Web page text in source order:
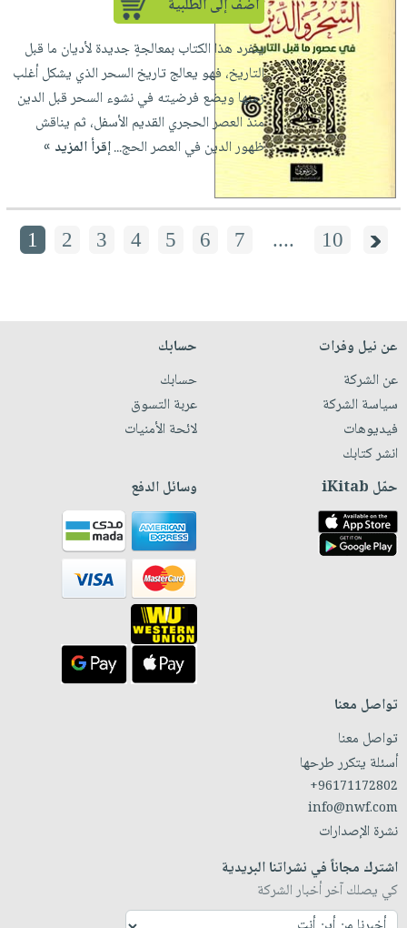
أضف إلى الطلبية
ينفرد هذا الكتاب بمعالجةٍ جديدة لأديان ما قبل
التاريخ، فهو يعالج تاريخ السحر الذي يشكل أغلب
زمنها ويضع فرضيته في نشوء السحر قبل الدين
منذ العصر الحجري القديم الأسفل، ثم يناقش
ظهور الدين في العصر الحج...إقرأ المزيد »
1 2 3 4 5 6 7 .... 10
عن نيل وفرات
عن الشركة
سياسة الشركة
فيديوهات
انشر كتابك
حسابك
حسابك
عربة التسوق
لائحة الأمنيات
حمّل iKitab وسائل الدفع
تواصل معنا
تواصل معنا
أسئلة يتكرر طرحها
+96171172802
info@nwf.com
نشرة الإصدارات
اشترك مجاناً في نشراتنا البريدية
كي يصلك آخر أخبار الشركة